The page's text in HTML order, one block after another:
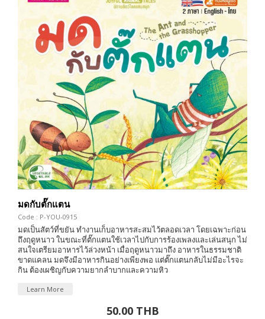
มดกับตั๊กแตน
Code : P-YOU-0915
มดเป็นสัตว์ที่ขยัน ทำงานเก็บอาหารสะสมไว้ตลอดเวลา โดยเฉพาะก่อน
ถึงฤดูหนาว ในขณะที่ตั๊กแตนใช้เวลาไปกับการร้องเพลงและเล่นสนุก ไม่
สนใจเตรียมอาหารไว้ล่วงหน้า เมื่อฤดูหนาวมาถึง อาหารในธรรมชาติ
ขาดแคลน มดจึงมีอาหารกินอย่างเพียงพอ แต่ตั๊กแตนกลับไม่มีอะไรจะ
กิน ต้องเผชิญกับความยากลำบากและความหิว
Learn More
50.00 THB